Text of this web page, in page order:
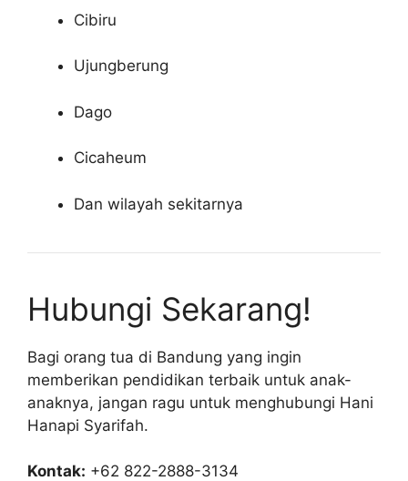
Cibiru
Ujungberung
Dago
Cicaheum
Dan wilayah sekitarnya
Hubungi Sekarang!
Bagi orang tua di Bandung yang ingin
memberikan pendidikan terbaik untuk anak-
anaknya, jangan ragu untuk menghubungi Hani
Hanapi Syarifah.
Kontak: +62 822-2888-3134